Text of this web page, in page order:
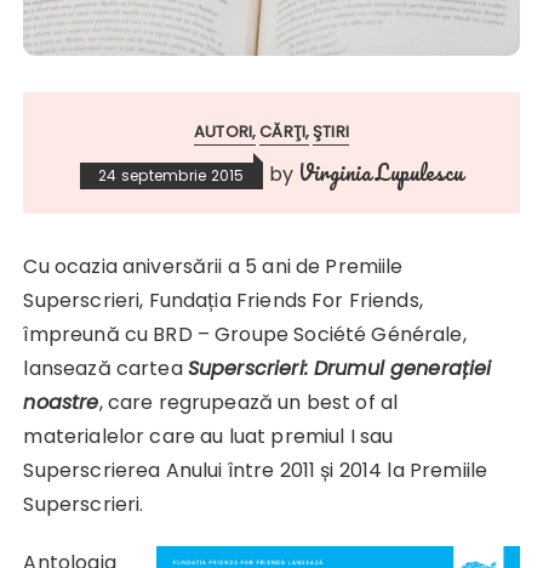
AUTORI CĂRŢI ŞTIRI
24 septembrie 2015 by Virginia Lupulescu
Cu ocazia aniversării a 5 ani de Premiile
Superscrieri, Fundația Friends For Friends,
împreună cu BRD – Groupe Société Générale,
lansează carteaSuperscrieri: Drumul generației
noastre, care regrupează un best of al
materialelor care au luat premiul I sau
Superscrierea Anului între 2011 și 2014 la Premiile
Superscrieri.
Antologia